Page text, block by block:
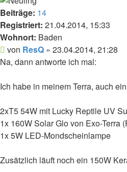
Beiträge: 14
Registriert: 21.04.2014, 15:33
Wohnort: Baden
Beitrag
von ResQ » 23.04.2014, 21:28
Na, dann antworte ich mal:
Ich habe in meinem Terra, auch
2xT5 54W mit Lucky Reptile UV
1x 160W Solar Glo von Exo-Terra
1x 5W LED-Mondscheinlampe
Zusätzlich läuft noch ein 150W